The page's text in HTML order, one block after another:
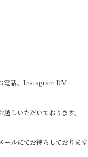
電話、Instagram DM
しいただいております。
ールにてお待ちしております